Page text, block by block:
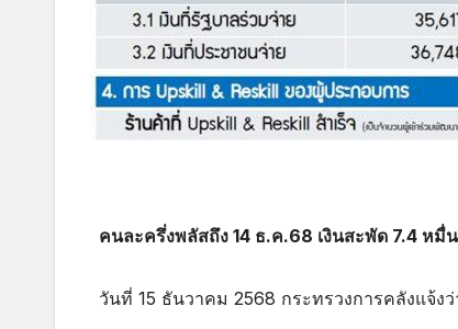
คนละครึ่งพลัสถึง 14 ธ.ค.68 เงินสะพัด 7.4 ห
วันที่ 15 ธันวาคม 2568 กระทรวงการคลังแจ้งว่